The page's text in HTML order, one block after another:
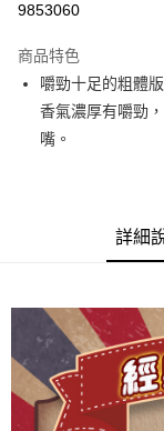
悠遊付
全盈+PAY
AFTEE先享後付
１．簡單：不需註冊
【「AFTEE先享後付
１．於結帳方式選擇
結帳頁面，進行簡訊
２．訂單成立數日內
３．收到繳費通知簡
全家取貨付款
每筆NT$60，滿
付款後全家取貨
每筆NT$60，滿
9853060
商品特色
嚼勁十足的粗體
香氣濃厚有嚼勁
嘴。
詳細